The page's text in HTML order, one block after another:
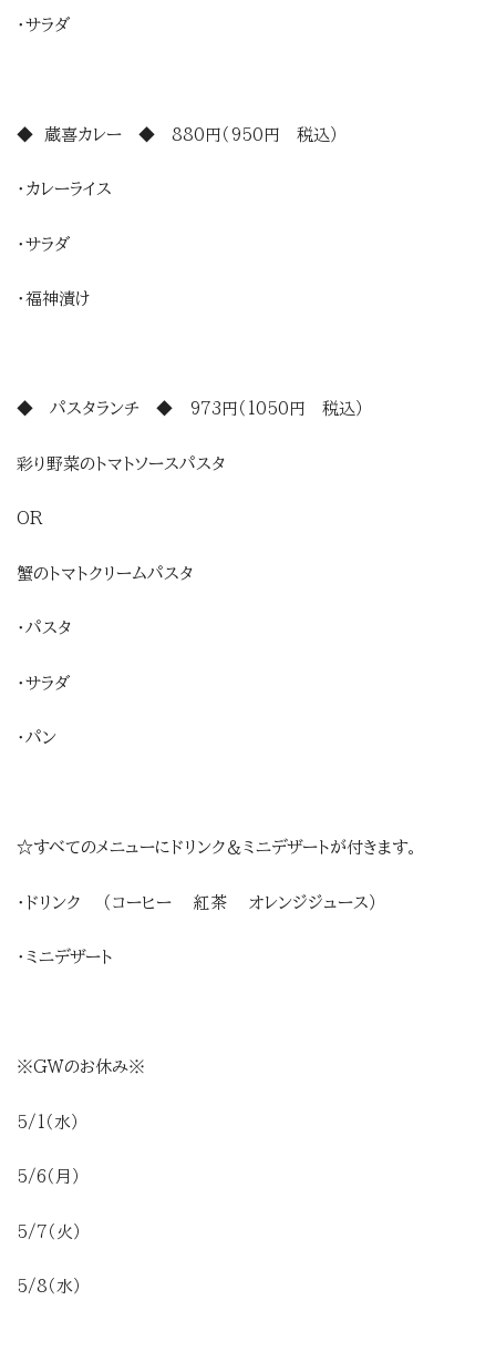
・サラダ
◆ 蔵喜カレー ◆ 880円（950円 税込）
・カレーライス
・サラダ
・福神漬け
◆ パスタランチ ◆ 973円（1050円 税込）
彩り野菜のトマトソースパスタ
OR
蟹のトマトクリームパスタ
・パスタ
・サラダ
・パン
☆すべてのメニューにドリンク＆ミニデザートが付きます。
・ドリンク （コーヒー 紅茶 オレンジジュース）
・ミニデザート
※GWのお休み※
5/1（水）
5/6（月）
5/7（火）
5/8（水）